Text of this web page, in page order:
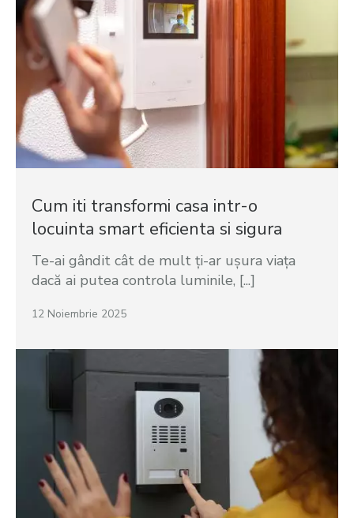
Cum iti transformi casa intr-o
locuinta smart eficienta si sigura
Te-ai gândit cât de mult ți-ar ușura viața
dacă ai putea controla luminile, [...]
12 Noiembrie 2025